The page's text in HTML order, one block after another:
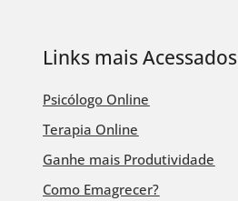
Links mais Acessados
Psicólogo Online
Terapia Online
Ganhe mais Produtividade
Como Emagrecer?